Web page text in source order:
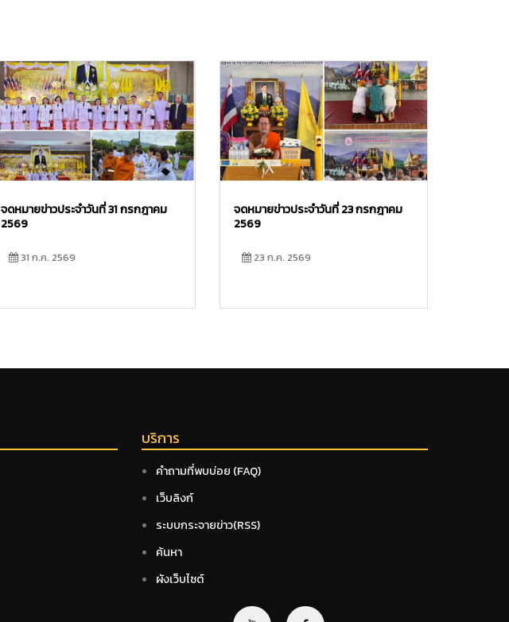
จดหมายข่าวประจำวันที่ 31 กรกฎาคม
2569
31 ก.ค. 2569
จดหมายข่าวประจำวันที่ 23 กรกฎาคม
2569
23 ก.ค. 2569
บริการ
คำถามที่พบบ่อย (FAQ)
เว็บลิงก์
ระบบกระจายข่าว(RSS)
ค้นหา
ผังเว็บไซต์